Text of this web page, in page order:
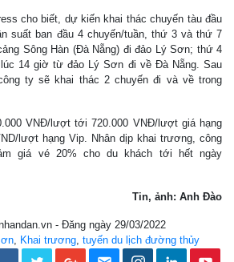
cho biết, dự kiến khai thác chuyến tàu đầu
suất ban đầu 4 chuyến/tuần, thứ 3 và thứ 7
Sông Hàn (Đà Nẵng) đi đảo Lý Sơn; thứ 4
14 giờ từ đảo Lý Sơn đi về Đà Nẵng. Sau
ty sẽ khai thác 2 chuyến đi và về trong
VNĐ/lượt tới 720.000 VNĐ/lượt giá hạng
lượt hạng Vip. Nhân dịp khai trương, công
giá vé 20% cho du khách tới hết ngày
Tin, ảnh: Anh Đào
- Đăng ngày 29/03/2022
Khai trương tuyến du lịch đường thủy